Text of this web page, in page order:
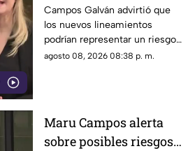
posible censura
impulsada desde el
Gobierno Federal
Campos Galván advirtió que
los nuevos lineamientos
podrían representar un riesgo
para la libertad de expresión
agosto 08, 2026 08:38 p. m.
Maru Campos alerta
sobre posibles riesgos